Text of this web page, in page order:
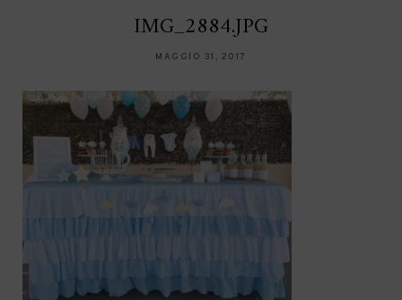
IMG_2884.JPG
MAGGIO 31, 2017